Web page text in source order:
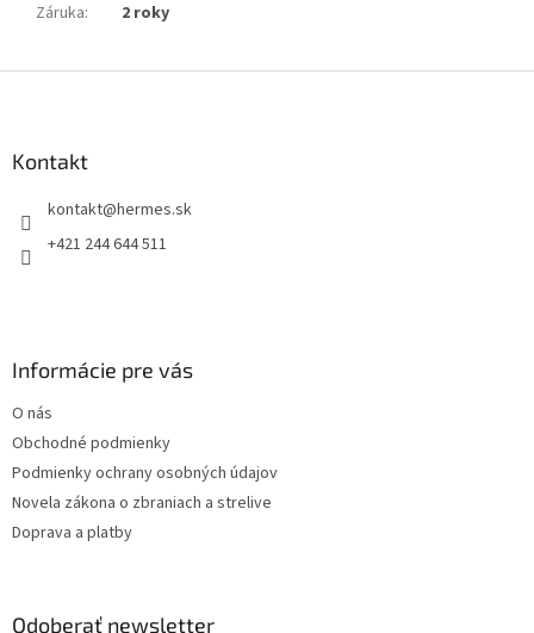
Záruka: 2 roky
Kontakt
kontakt@hermes.sk
+421 244 644 511
Informácie pre vás
O nás
Obchodné podmienky
Podmienky ochrany osobných údajov
Novela zákona o zbraniach a strelive
Doprava a platby
Odoberať newsletter